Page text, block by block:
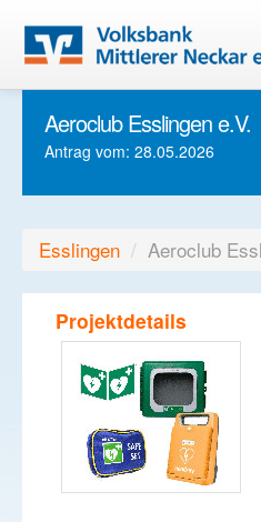
Startseite
Informationen
Aeroclub Esslingen e.V.
Antrag vom: 28.05.2026
Esslingen / Aeroclub
Projektdetails